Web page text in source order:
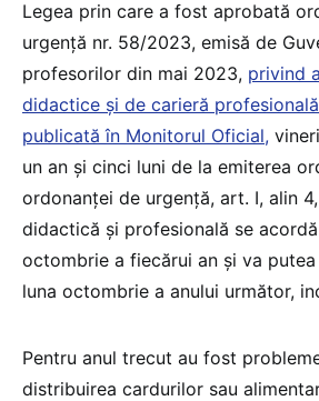
Legea prin care a fost aprobată
urgență nr. 58/2023, emisă de
profesorilor din mai 2023, privind
didactice și de carieră
publicată în Monitorul Oficial,
un an și cinci luni de la emiterea
ordonanței de urgență, art. I, alin
didactică și profesională se
octombrie a fiecărui an și va
luna octombrie a anului următor,
Pentru anul trecut au fost
distribuirea cardurilor sau